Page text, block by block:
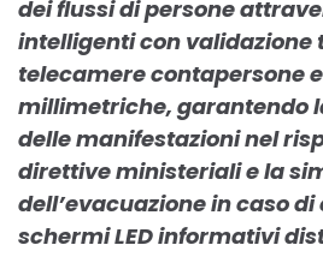
dei flussi di persone
intelligenti con validazione
telecamere contapersone
millimetriche, garantendo
delle manifestazioni nel
direttive ministeriali e la
dell’evacuazione in caso di
schermi LED informativi